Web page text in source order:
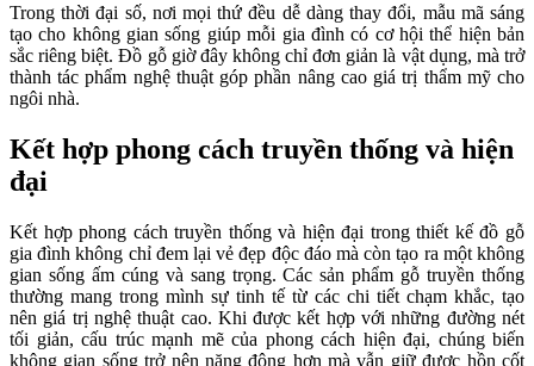
Trong thời đại số, nơi mọi thứ đều dễ dàng thay đổi, mẫu mã sáng
tạo cho không gian sống giúp mỗi gia đình có cơ hội thể hiện bản
sắc riêng biệt. Đồ gỗ giờ đây không chỉ đơn giản là vật dụng, mà trở
thành tác phẩm nghệ thuật góp phần nâng cao giá trị thẩm mỹ cho
ngôi nhà.
Kết hợp phong cách truyền thống và hiện
đại
Kết hợp phong cách truyền thống và hiện đại trong thiết kế đồ gỗ
gia đình không chỉ đem lại vẻ đẹp độc đáo mà còn tạo ra một không
gian sống ấm cúng và sang trọng. Các sản phẩm gỗ truyền thống
thường mang trong mình sự tinh tế từ các chi tiết chạm khắc, tạo
nên giá trị nghệ thuật cao. Khi được kết hợp với những đường nét
tối giản, cấu trúc mạnh mẽ của phong cách hiện đại, chúng biến
không gian sống trở nên năng động hơn mà vẫn giữ được hồn cốt